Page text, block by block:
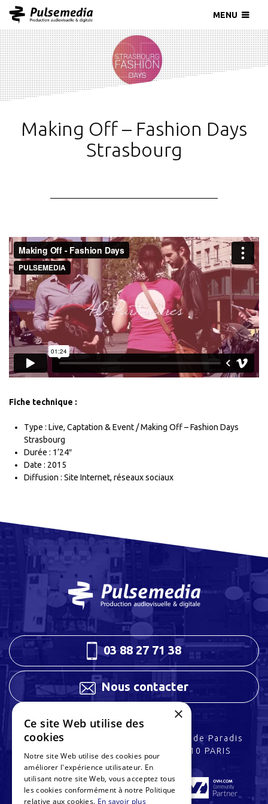
MENU
Making Off – Fashion Days
Strasbourg
Fiche technique :
Type : Live, Captation & Event / Making Off – Fashion Days
Strasbourg
Durée : 1’24″
Date : 2015
Diffusion : Site Internet, réseaux sociaux
03 88 27 71 38
Nous contacter
3 rue Charles Peguy
67200 STRASBOURG
32 rue de Paradis
75010 PARIS
×
Ce site Web utilise des
cookies
Notre site Web utilise des cookies pour
améliorer l'expérience utilisateur. En
utilisant notre site Web, vous acceptez tous
les cookies conformément à notre Politique
relative aux cookies. En savoir plus